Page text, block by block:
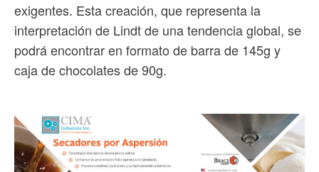
exigentes. Esta creación, que representa la
interpretación de Lindt de una tendencia global, se
podrá encontrar en formato de barra de 145g y
caja de chocolates de 90g.